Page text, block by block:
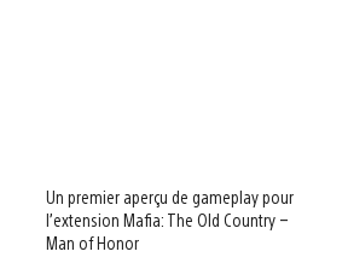
Un premier aperçu de gameplay pour
l’extension Mafia: The Old Country –
Man of Honor